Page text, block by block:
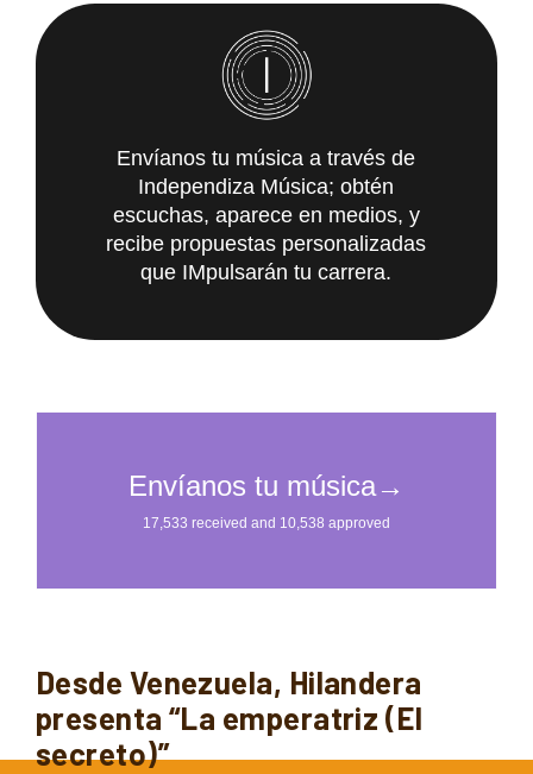
Envíanos tu música a través de
Independiza Música; obtén
escuchas, aparece en medios, y
recibe propuestas personalizadas
que IMpulsarán tu carrera.
Desde Venezuela, Hilandera
presenta “La emperatriz (El
secreto)”